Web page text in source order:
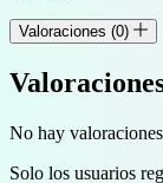
Valoraciones (0)
No hay
Solo los usuarios